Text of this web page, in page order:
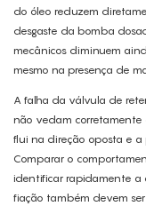
do óleo reduzem
desgaste da bomba
mecânicos diminuem
mesmo na presença de
A falha da válvula de
não vedam
flui na direção oposta e a
Comparar o
identificar rapidamente a
fiação também devem